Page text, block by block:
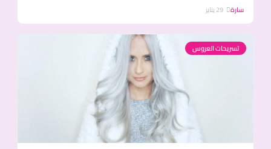
سارة
تسريحات العروس